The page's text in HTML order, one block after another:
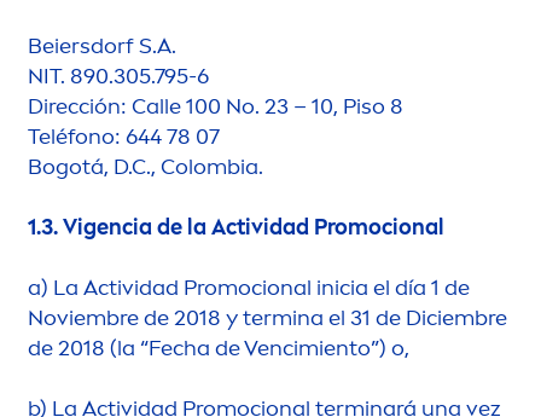
Beiersdorf S.A.
NIT. 890.305.795-6
Dirección: Calle 100 No. 23 – 10, Piso 8
Teléfono: 644 78 07
Bogotá, D.C., Colombia.
1.3.Vigencia de la Actividad Promocional
a) La Actividad Promocional inicia el día 1 de
Noviembre de 2018 y termina el 31 de Diciembre
de 2018 (la “Fecha de Vencimiento”) o,
b) La Actividad Promocional terminará una vez